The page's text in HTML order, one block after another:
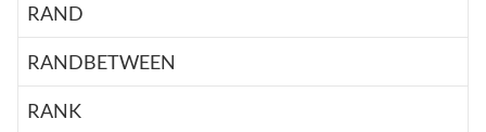
RAND
RANDBETWEEN
RANK